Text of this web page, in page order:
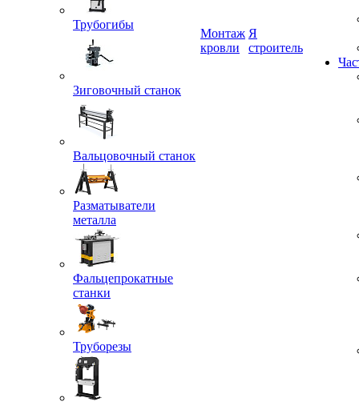
Трубогибы
Зиговочный станок
Вальцовочный станок
Разматыватели
металла
Фальцепрокатные
станки
Труборезы